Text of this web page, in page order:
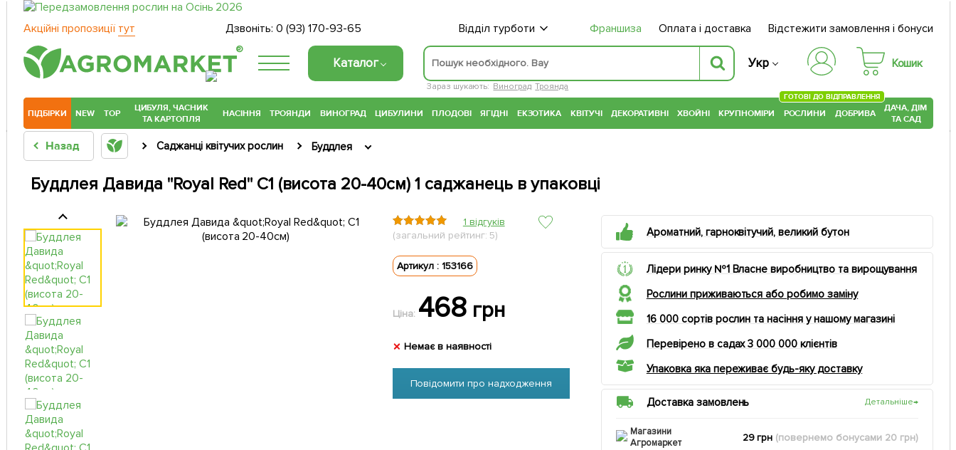
Акційні пропозиції тут Дзвоніть: 0 (93) 170-93-65 Відділ турботи Франшиза Оплата і доставка Відстежити замовлення і бонуси
®
Каталог
Зараз шукають: Виноград Троянда
Укр Кошик
ПІДБІРКИ NEW TOP
ЦИБУЛЯ, ЧАСНИК
ТА КАРТОПЛЯ
НАСІННЯ ТРОЯНДИ ВИНОГРАД ЦИБУЛИНИ ПЛОДОВІ ЯГІДНІ ЕКЗОТИКА КВІТУЧІ ДЕКОРАТИВНІ ХВОЙНІ КРУПНОМІРИ РОСЛИНИ
ГОТОВІ ДО ВІДПРАВЛЕННЯ
ДОБРИВА
ДАЧА, ДІМ
ТА САД
Назад Саджанці квітучих рослин Буддлея
Буддлея Давида "Royal Red" С1 (висота 20-40см) 1 саджанець в упаковці
1 відгуків
(загальний рейтинг: 5)
Артикул : 153166
Ціна: 468 грн
Немає в наявності
Повідомити про надходження
Ароматний, гарноквітучий, великий бутон
Лідери ринку №1 Власне виробництво та вирощування
Рослини приживаються або робимо заміну
16 000 сортів рослин та насіння у нашому магазині
Перевірено в садах 3 000 000 клієнтів
Упаковка яка переживає будь-яку доставку
Доставка замовлень Детальніше→
Магазини
Агромаркет
29 грн (повернемо бонусами 20 грн)